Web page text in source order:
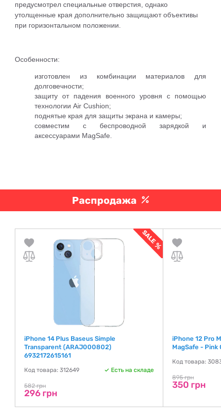
предусмотрел специальные отверстия, однако
утолщенные края дополнительно защищают объективы
при горизонтальном положении.
Особенности:
изготовлен из комбинации материалов для
долговечности;
защиту от падения военного уровня с помощью
технологии Air Cushion;
поднятые края для защиты экрана и камеры;
совместим с беспроводной зарядкой и
аксессуарами MagSafe.
Распродажа
iPhone 14 Plus Baseus Simple
Transparent (ARAJ000802)
6932172615161
Код товара: 312649 Есть на складе
582 грн
296 грн
iPhone 12 Pro
MagSafe - Pink
Код товара:
895 грн
350 грн